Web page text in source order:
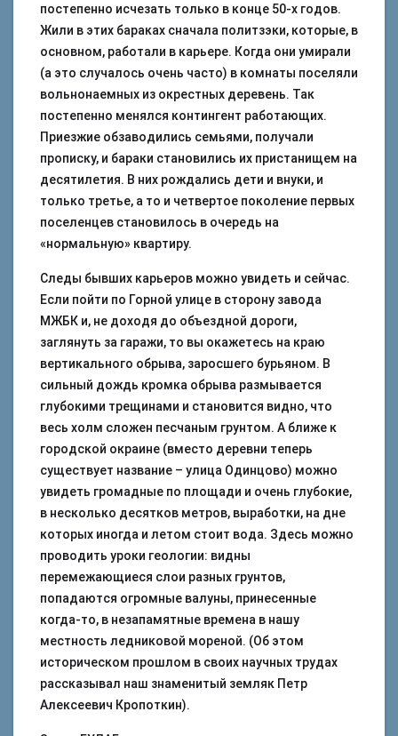
постепенно исчезать только в конце 50-х годов.
Жили в этих бараках сначала политзэки, которые, в
основном, работали в карьере. Когда они умирали
(а это случалось очень часто) в комнаты поселяли
вольнонаемных из окрестных деревень. Так
постепенно менялся контингент работающих.
Приезжие обзаводились семьями, получали
прописку, и бараки становились их пристанищем на
десятилетия. В них рождались дети и внуки, и
только третье, а то и четвертое поколение первых
поселенцев становилось в очередь на
«нормальную» квартиру.
Следы бывших карьеров можно увидеть и сейчас.
Если пойти по Горной улице в сторону завода
МЖБК и, не доходя до объездной дороги,
заглянуть за гаражи, то вы окажетесь на краю
вертикального обрыва, заросшего бурьяном. В
сильный дождь кромка обрыва размывается
глубокими трещинами и становится видно, что
весь холм сложен песчаным грунтом. А ближе к
городской окраине (вместо деревни теперь
существует название – улица Одинцово) можно
увидеть громадные по площади и очень глубокие,
в несколько десятков метров, выработки, на дне
которых иногда и летом стоит вода. Здесь можно
проводить уроки геологии: видны
перемежающиеся слои разных грунтов,
попадаются огромные валуны, принесенные
когда-то, в незапамятные времена в нашу
местность ледниковой мореной. (Об этом
историческом прошлом в своих научных трудах
рассказывал наш знаменитый земляк Петр
Алексеевич Кропоткин).